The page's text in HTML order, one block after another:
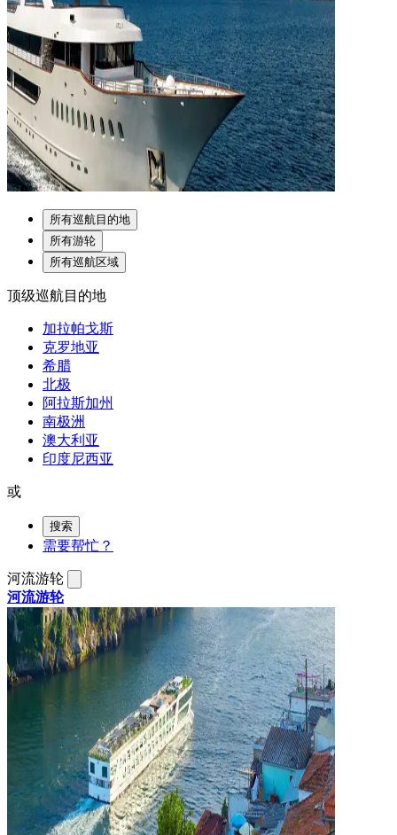
所有巡航目的地
所有游轮
所有巡航区域
顶级巡航目的地
加拉帕戈斯
克罗地亚
希腊
北极
阿拉斯加州
南极洲
澳大利亚
印度尼西亚
或
搜索
需要帮忙？
河流游轮
河流游轮